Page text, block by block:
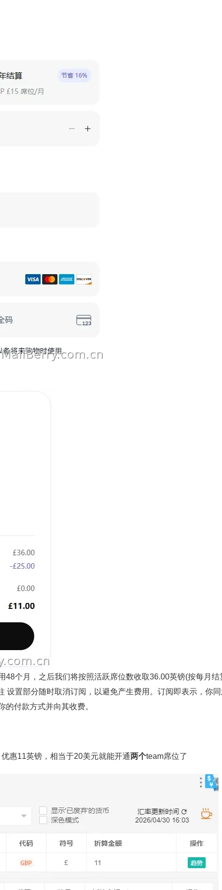
个月，之后我们将按照活跃席位数收取36.00英镑(按每月结
设置部分随时取消订阅，以避免产生费用。订阅即表示，你
付款方式并向其收费。
惠11英镑，相当于20美元就能开通两个team席位了